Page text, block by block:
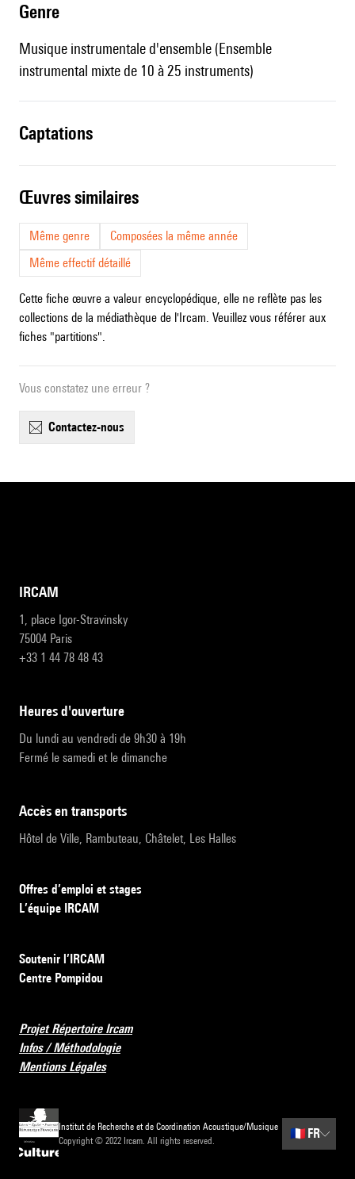
genre
Musique instrumentale d'ensemble (Ensemble
instrumental mixte de 10 à 25 instruments)
captations
œuvres similaires
Même genre
Composées la même année
Même effectif détaillé
Cette fiche œuvre a valeur encyclopédique, elle ne reflète pas les
collections de la médiathèque de l'Ircam. Veuillez vous référer aux
fiches "partitions".
Vous constatez une erreur ?
contactez-nous
IRCAM
1, place Igor-Stravinsky
75004 Paris
+33 1 44 78 48 43
heures d'ouverture
Du lundi au vendredi de 9h30 à 19h
Fermé le samedi et le dimanche
accès en transports
Hôtel de Ville, Rambuteau, Châtelet, Les Halles
Offres d’emploi et stages
L’équipe IRCAM
Soutenir l’IRCAM
Centre Pompidou
Projet Répertoire Ircam
Infos / Méthodologie
Mentions Légales
Institut de Recherche et de Coordination Acoustique/Musique
Copyright © 2022 Ircam. All rights reserved.
🇫🇷 FR